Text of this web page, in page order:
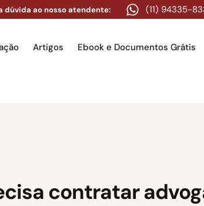
dúvida ao nosso atendente: (11) 94335-
Artigos Ebook e Documentos Grátis
contratar